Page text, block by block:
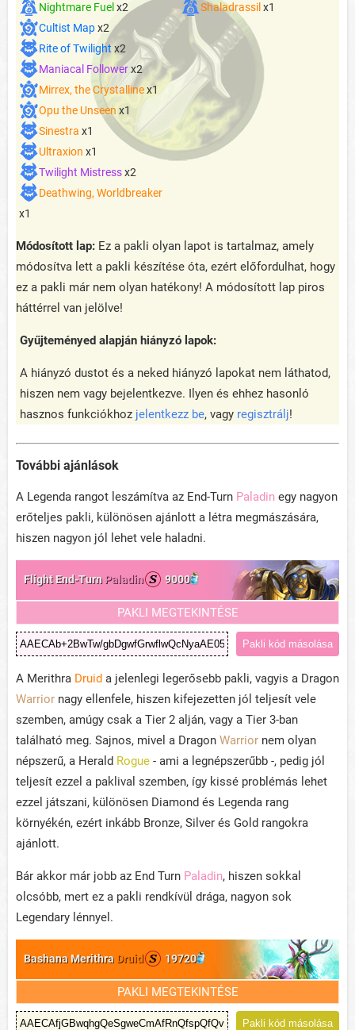
Nightmare Fuel x2
Cultist Mapx2
Rite of Twilight x2
Maniacal Followerx2
Mirrex, the Crystallinex1
Opu the Unseen x1
Sinestra x1
Ultraxion x1
Twilight Mistressx2
Deathwing, Worldbreaker
x1
Shaladrassil x1
Módosított lap: Ez a pakli olyan lapot is tartalmaz, amely
módosítva lett a pakli készítése óta, ezért előfordulhat, hogy
ez a pakli már nem olyan hatékony! A módosított lap piros
háttérrel van jelölve!
Gyűjteményed alapján hiányzó lapok:
A hiányzó dustot és a neked hiányzó lapokat nem láthatod,
hiszen nem vagy bejelentkezve. Ilyen és ehhez hasonló
hasznos funkciókhoz jelentkezz be, vagy regisztrálj!
További ajánlások
A Legenda rangot leszámítva az End-Turn Paladin egy nagyon
erőteljes pakli, különösen ajánlott a létra megmászására,
hiszen nagyon jól lehet vele haladni.
Flight End-Turn Paladin 9000
PAKLI MEGTEKINTÉSE
Pakli kód másolása
A Merithra Druid a jelenlegi legerősebb pakli, vagyis a Dragon
Warrior nagy ellenfele, hiszen kifejezetten jól teljesít vele
szemben, amúgy csak a Tier 2 alján, vagy a Tier 3-ban
található meg. Sajnos, mivel a Dragon Warrior nem olyan
népszerű, a Herald Rogue - ami a legnépszerűbb -, pedig jól
teljesít ezzel a paklival szemben, így kissé problémás lehet
ezzel játszani, különösen Diamond és Legenda rang
környékén, ezért inkább Bronze, Silver és Gold rangokra
ajánlott.
Bár akkor már jobb az End Turn Paladin, hiszen sokkal
olcsóbb, mert ez a pakli rendkívül drága, nagyon sok
Legendary lénnyel.
Bashana Merithra Druid 19720
PAKLI MEGTEKINTÉSE
Pakli kód másolása